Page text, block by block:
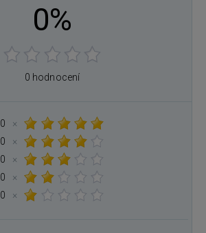
0%
0 hodnocení
0
×
0
×
0
×
0
×
0
×